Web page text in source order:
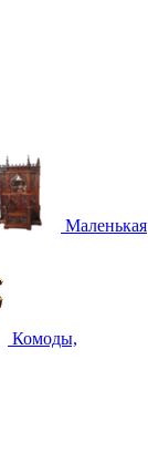
Маленькая
Комоды,